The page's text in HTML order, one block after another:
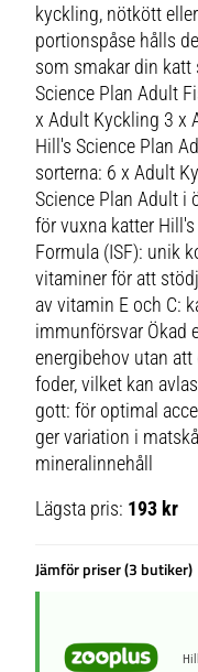
kyckling, nötkött
portionspåse hålls
som smakar din katt
Science Plan Adult
x Adult Kyckling 3 x
Hill's Science Plan
sorterna: 6 x Adult
Science Plan Adult i
för vuxna katter
Formula (ISF): unik
vitaminer för att
av vitamin E och C:
immunförsvar Ökad
energibehov utan
foder, vilket kan
gott: för optimal
ger variation i
mineralinnehåll
Lägsta pris: 193 kr
Jämför priser (3 butiker)